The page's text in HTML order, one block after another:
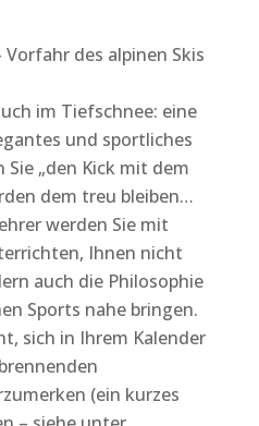
des alpinen Skis
im Tiefschnee: eine
und sportliches
Sie „den Kick mit dem
dem treu bleiben…
werden Sie mit
Ihnen nicht
auch die Philosophie
Sports nahe bringen.
sich in Ihrem Kalender
(ein kurzes